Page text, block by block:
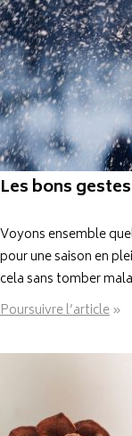
Les bons
Voyons ensemble
pour une saison en
cela sans tomber
Poursuivre l’article»